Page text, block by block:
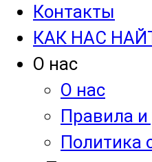
Контакты
КАК НАС
О нас
О нас
Правила и
Политика